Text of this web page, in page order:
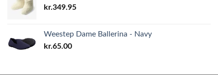
kr.349.95
Weestep Dame Ballerina - Navy
kr.65.00